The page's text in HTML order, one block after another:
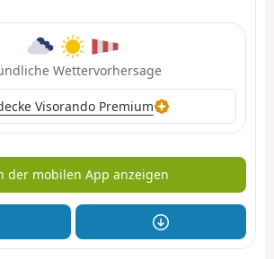
Wettervorhersage
Visorando Premium
der mobilen App anzeigen